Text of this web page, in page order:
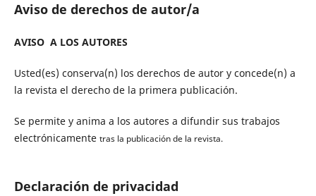
Aviso de derechos de autor/a
AVISO A LOS AUTORES
Usted(es) conserva(n) los derechos de autor y concede(n) a
la revista el derecho de la primera publicación.
Se permite y anima a los autores a difundir sus trabajos
electrónicamente tras la publicación de la revista.
Declaración de privacidad